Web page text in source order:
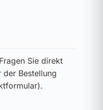
Sie direkt
Bestellung